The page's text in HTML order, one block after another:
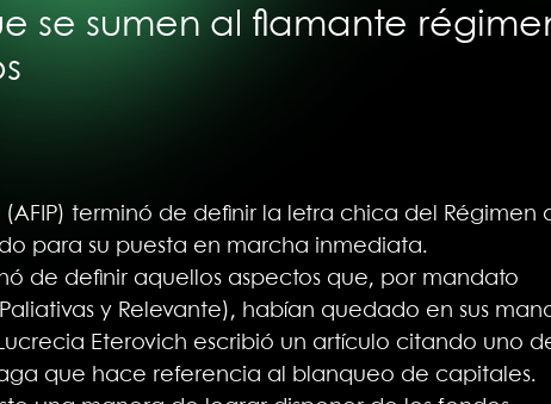
se sumen al flamante
terminó de definir la letra chica del Régimen
para su puesta en marcha inmediata.
de definir aquellos aspectos que, por mandato
y Relevante), habían quedado en sus
Eterovich escribió un artículo citando uno
que hace referencia al blanqueo de capitales.